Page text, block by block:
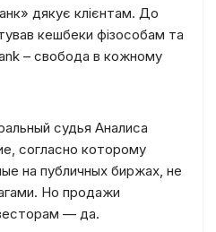
дякує клієнтам. До
кешбеки фізособам та
– свобода в кожному
судья Аналиса
согласно которому
на публичных биржах, не
Но продажи
— да.